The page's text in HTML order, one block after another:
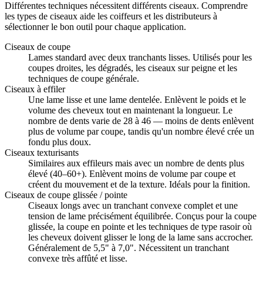
Différentes techniques nécessitent différents ciseaux. Comprendre
les types de ciseaux aide les coiffeurs et les distributeurs à
sélectionner le bon outil pour chaque application.
Ciseaux de coupe
Lames standard avec deux tranchants lisses. Utilisés pour les
coupes droites, les dégradés, les ciseaux sur peigne et les
techniques de coupe générale.
Ciseaux à effiler
Une lame lisse et une lame dentelée. Enlèvent le poids et le
volume des cheveux tout en maintenant la longueur. Le
nombre de dents varie de 28 à 46 — moins de dents enlèvent
plus de volume par coupe, tandis qu'un nombre élevé crée un
fondu plus doux.
Ciseaux texturisants
Similaires aux effileurs mais avec un nombre de dents plus
élevé (40–60+). Enlèvent moins de volume par coupe et
créent du mouvement et de la texture. Idéals pour la finition.
Ciseaux de coupe glissée / pointe
Ciseaux longs avec un tranchant convexe complet et une
tension de lame précisément équilibrée. Conçus pour la coupe
glissée, la coupe en pointe et les techniques de type rasoir où
les cheveux doivent glisser le long de la lame sans accrocher.
Généralement de 5,5" à 7,0". Nécessitent un tranchant
convexe très affûté et lisse.